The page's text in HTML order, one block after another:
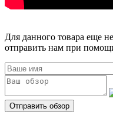
Для данного товара еще
отправить нам при